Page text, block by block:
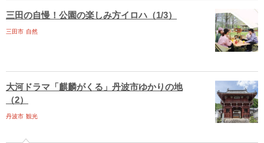
三田の自慢！公園の楽しみ方イロハ（1/3）
三田市 自然
大河ドラマ「麒麟がくる」丹波市ゆかりの地
（2）
丹波市 観光